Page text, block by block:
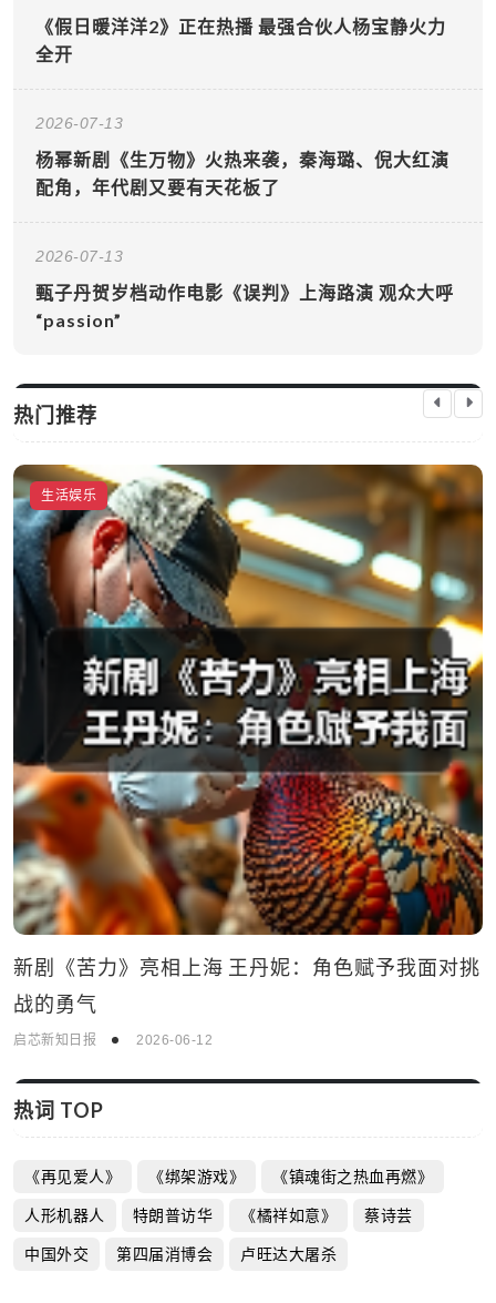
《假日暖洋洋2》正在热播 最强合伙人杨宝静火力
全开
2026-07-13
杨幂新剧《生万物》火热来袭，秦海璐、倪大红演
配角，年代剧又要有天花板了
2026-07-13
甄子丹贺岁档动作电影《误判》上海路演 观众大呼
“passion”
热门推荐
生活娱乐
新剧《苦力》亮相上海 王丹妮：角色赋予我面对挑
战的勇气
启芯新知日报 2026-06-12
热词 TOP
《再见爱人》 《绑架游戏》 《镇魂街之热血再燃》
人形机器人 特朗普访华 《橘祥如意》 蔡诗芸
中国外交 第四届消博会 卢旺达大屠杀